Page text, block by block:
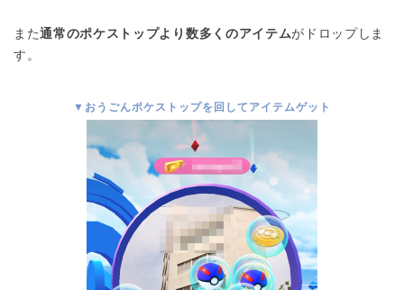
また通常のポケストップより数多くのアイテムがドロップしま
す。
▼おうごんポケストップを回してアイテムゲット